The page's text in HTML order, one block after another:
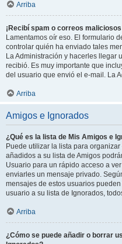
Arriba
¡Recibí spam o correos
Lamentamos oír eso. El formulario
controlar quién ha enviado tales
La Administración y hacerles llegar
recibió. Es muy importante que
del usuario que envió el e-mail. La
Arriba
Amigos e Ignorados
¿Qué es la lista de Mis Amigos e
Puede utilizar la lista para
añadidos a su lista de Amigos
Usuario para un rápido acceso a
enviarles un mensaje privado.
mensajes de estos usuarios
usuario a su lista de Ignorados,
Arriba
¿Cómo se puede añadir o borrar